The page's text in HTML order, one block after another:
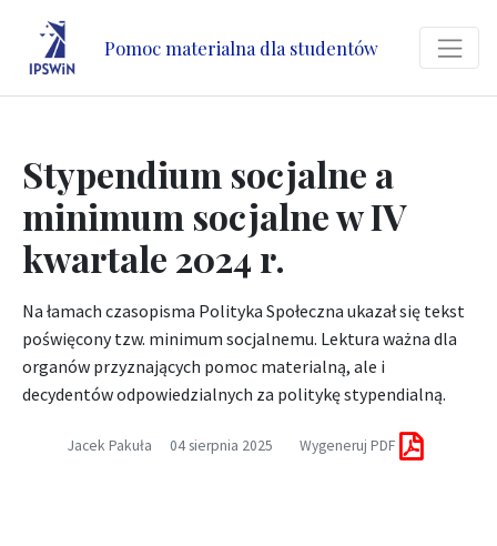
Pomoc materialna dla studentów
Stypendium socjalne a
minimum socjalne w IV
kwartale 2024 r.
Na łamach czasopisma Polityka Społeczna ukazał się tekst
poświęcony tzw. minimum socjalnemu. Lektura ważna dla
organów przyznających pomoc materialną, ale i
decydentów odpowiedzialnych za politykę stypendialną.
Jacek Pakuła 04 sierpnia 2025 Wygeneruj PDF